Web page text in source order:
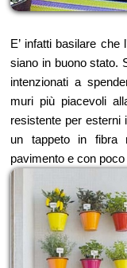
E’ infatti basilare
siano in buono stato.
intenzionati a
muri più piacevoli
resistente per esterni
un tappeto in fibra
pavimento e con